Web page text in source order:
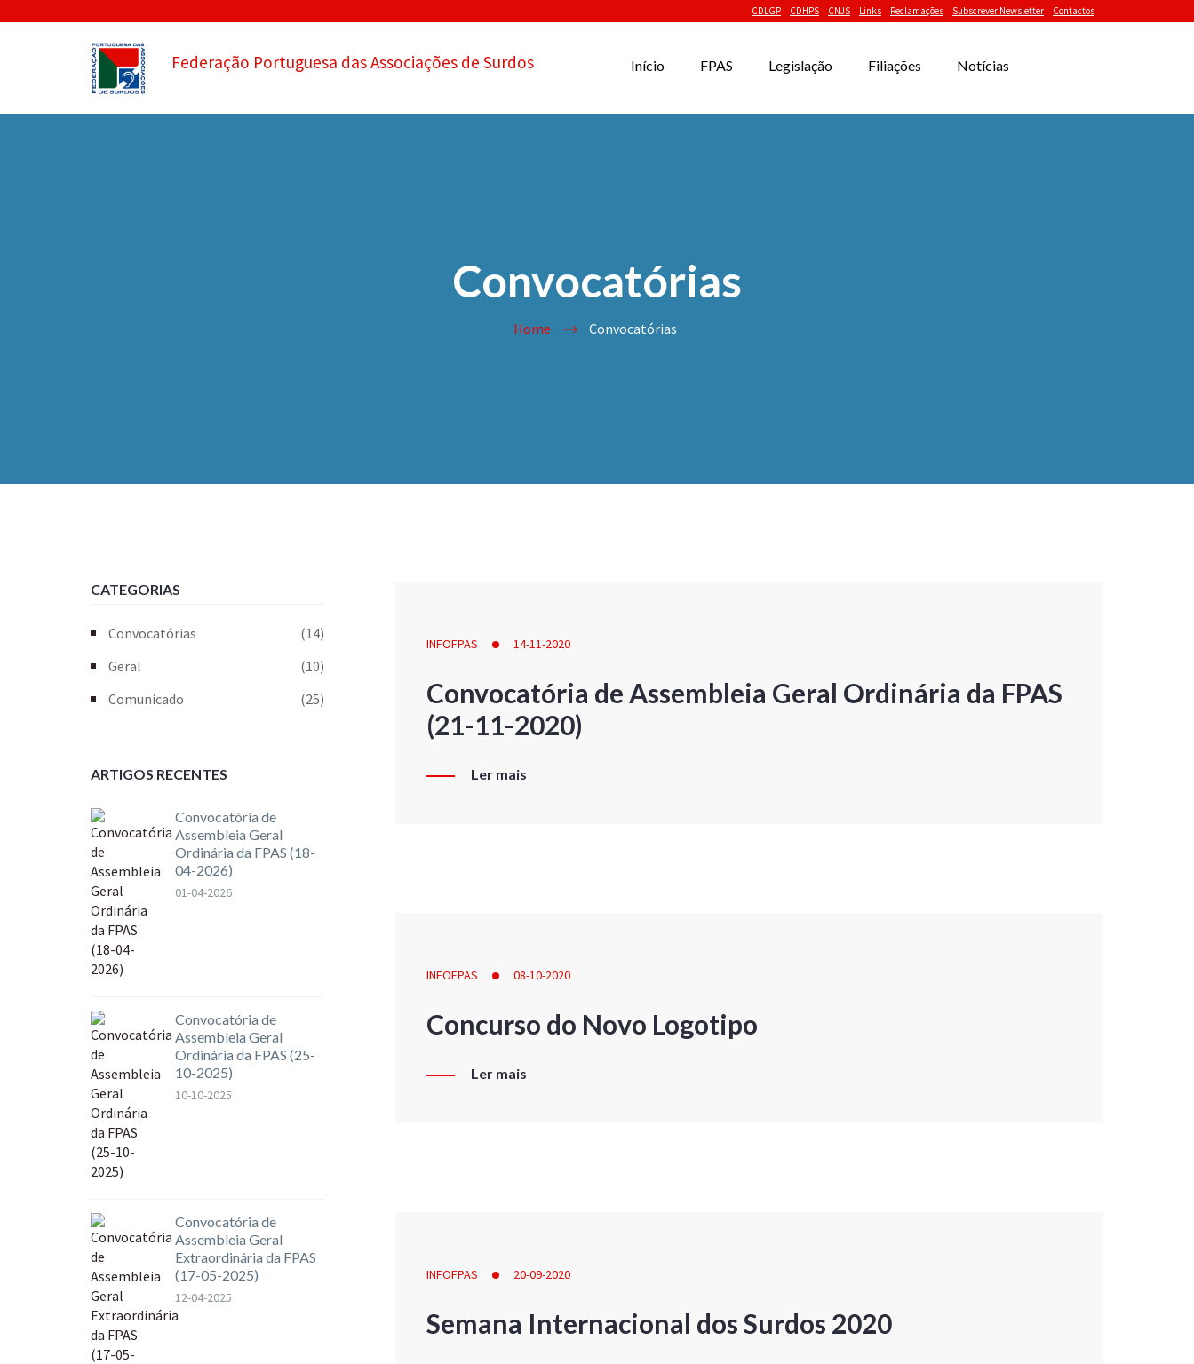
CDLGP CDHPS CNJS Links Reclamações Subscrever Newsletter Contactos
Federação Portuguesa das Associações de Surdos Início FPAS Legislação Filiações Notícias
Convocatórias
Home Convocatórias
INFOFPAS 14-11-2020
Convocatória de Assembleia Geral Ordinária da FPAS
(21-11-2020)
Ler mais
INFOFPAS 08-10-2020
Concurso do Novo Logotipo
Ler mais
INFOFPAS 20-09-2020
Semana Internacional dos Surdos 2020
CATEGORIAS
Convocatórias
(14)
Geral
(10)
Comunicado
(25)
ARTIGOS RECENTES
Convocatória de
Assembleia Geral
Ordinária da FPAS (18-
04-2026)
01-04-2026
Convocatória de
Assembleia Geral
Ordinária da FPAS (25-
10-2025)
10-10-2025
Convocatória de
Assembleia Geral
Extraordinária da FPAS
(17-05-2025)
12-04-2025